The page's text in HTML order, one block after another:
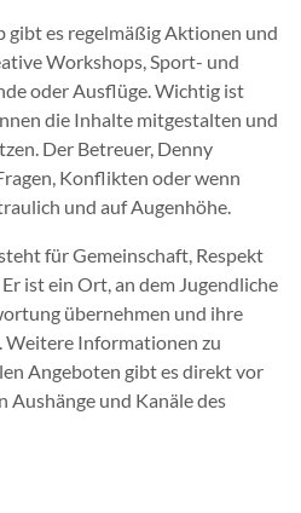
gibt es regelmäßig Aktionen und
Workshops, Sport- und
oder Ausflüge. Wichtig ist
die Inhalte mitgestalten und
Der Betreuer, Denny
Konflikten oder wenn
und auf Augenhöhe.
für Gemeinschaft, Respekt
ist ein Ort, an dem Jugendliche
übernehmen und ihre
Weitere Informationen zu
Angeboten gibt es direkt vor
Aushänge und Kanäle des